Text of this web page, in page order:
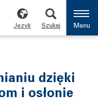
Język Szukaj Menu
dzięki
i osłonie